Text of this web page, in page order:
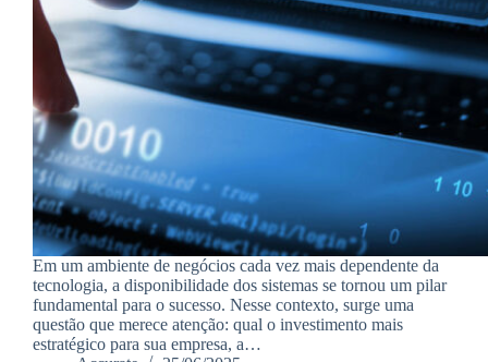
Em um ambiente de negócios cada vez mais dependente da
tecnologia, a disponibilidade dos sistemas se tornou um pilar
fundamental para o sucesso. Nesse contexto, surge uma
questão que merece atenção: qual o investimento mais
estratégico para sua empresa, a…